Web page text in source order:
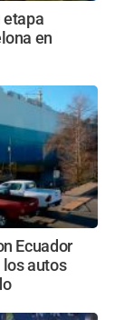
etapa
en
Ecuador
autos